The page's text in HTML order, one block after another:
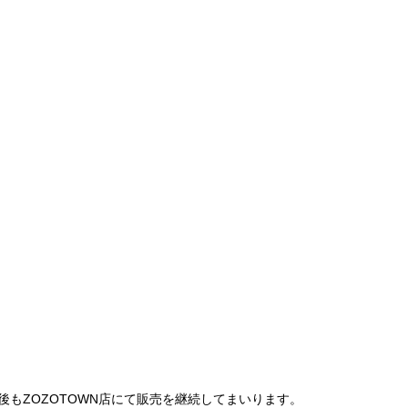
ZOZOTOWN店にて販売を継続してまいります。